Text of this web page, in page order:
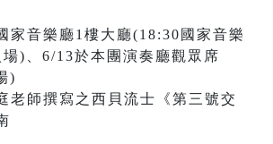
家音樂廳1樓大廳(18:30國家音樂
)、6/13於本團演奏廳觀眾席
)
老師撰寫之 西貝流士 《第三號交